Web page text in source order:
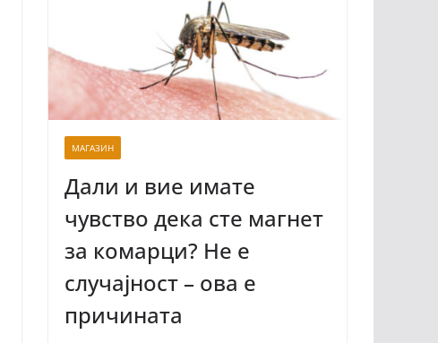
МАГАЗИН
Дали и вие имате
чувство дека сте магнет
за комарци? Не е
случајност – ова е
причината